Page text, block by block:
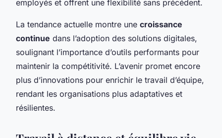
employés et offrent une flexibilité sans précédent.
La tendance actuelle montre une croissance
continue dans l’adoption des solutions digitales,
soulignant l’importance d’outils performants pour
maintenir la compétitivité. L’avenir promet encore
plus d’innovations pour enrichir le travail d’équipe,
rendant les organisations plus adaptatives et
résilientes.